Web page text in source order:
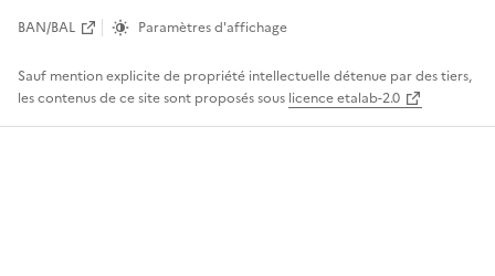
BAN/BAL
Paramètres d'affichage
Sauf mention explicite de propriété intellectuelle détenue par des tiers,
les contenus de ce site sont proposés sous licence etalab-2.0